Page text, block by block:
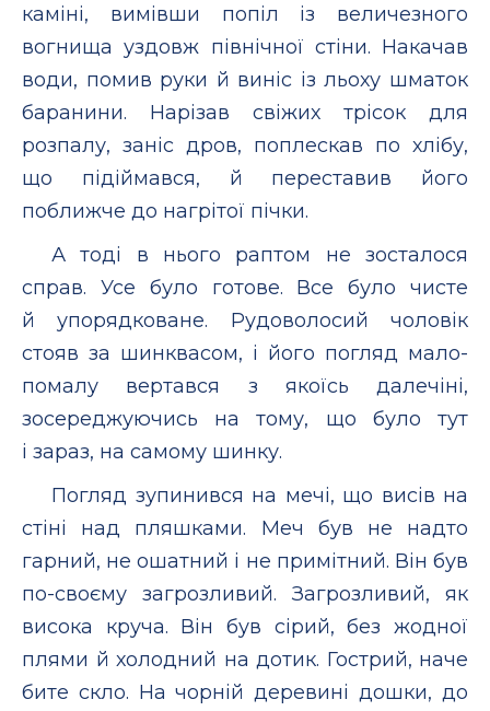
каміні, вимівши попіл із величезного
вогнища уздовж північної стіни. Накачав
води, помив руки й виніс із льоху шматок
баранини. Нарізав свіжих трісок для
розпалу, заніс дров, поплескав по хлібу,
що підіймався, й переставив його
поближче до нагрітої пічки.
А тоді в нього раптом не зосталося
справ. Усе було готове. Все було чисте
й упорядковане. Рудоволосий чоловік
стояв за шинквасом, і його погляд мало-
помалу вертався з якоїсь далечіні,
зосереджуючись на тому, що було тут
і зараз, на самому шинку.
Погляд зупинився на мечі, що висів на
стіні над пляшками. Меч був не надто
гарний, не ошатний і не примітний. Він був
по-­своєму загрозливий. Загрозливий, як
висока круча. Він був ­сірий, без жодної
плями й холодний на дотик. Гострий, наче
бите скло. На чорній деревині дошки, до